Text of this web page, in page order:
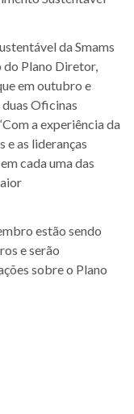
da Smams
do Plano Diretor,
em outubro e
Oficinas
a experiência da
e as lideranças
cada uma das
estão sendo
e serão
sobre o Plano